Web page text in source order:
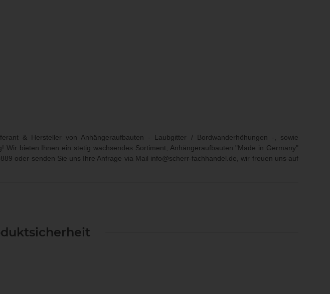
& Hersteller von Anhängeraufbauten - Laubgitter / Bordwanderhöhungen -, sowie
bieten Ihnen ein stetig wachsendes Sortiment, Anhängeraufbauten "Made in Germany"
oder senden Sie uns Ihre Anfrage via Mail info@scherr-fachhandel.de, wir freuen uns auf